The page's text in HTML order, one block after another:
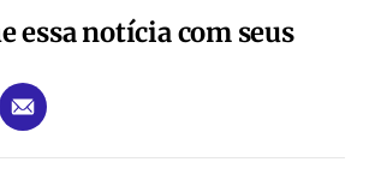
essa notícia com seus